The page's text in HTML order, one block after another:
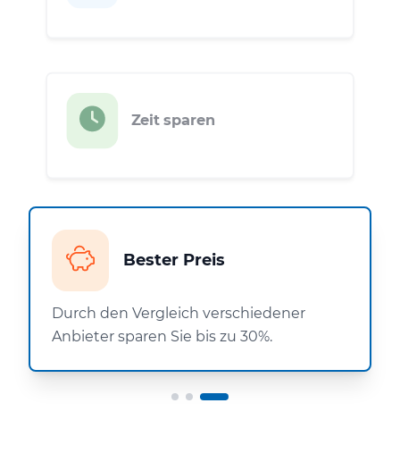
Zeit sparen
Bester Preis
Durch den Vergleich verschiedener
Anbieter sparen Sie bis zu 30%.